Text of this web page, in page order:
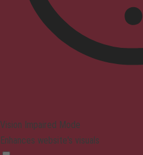
Vision Impaired Mode
Enhances website's visuals